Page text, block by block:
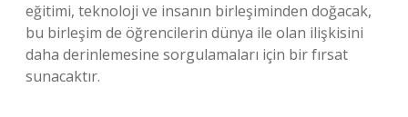
eğitimi, teknoloji ve insanın birleşiminden doğacak,
bu birleşim de öğrencilerin dünya ile olan ilişkisini
daha derinlemesine sorgulamaları için bir fırsat
sunacaktır.